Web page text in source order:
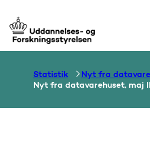
Gå til forsiden
Statistik
Nyt fra
Nyt fra datavarehuset, maj